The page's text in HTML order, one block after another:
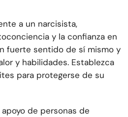
a un narcisista,
y la confianza en
fuerte sentido de sí mismo y
y habilidades. Establezca
para protegerse de su
de personas de